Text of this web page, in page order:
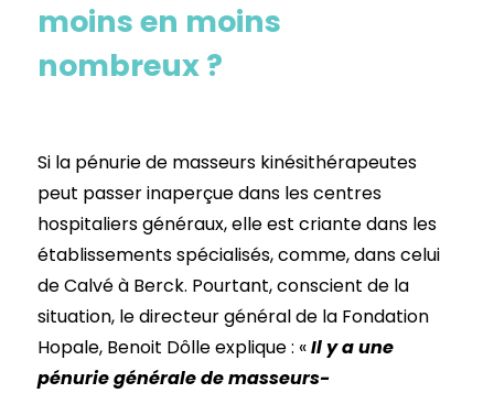
moins en moins
nombreux ?
Si la pénurie de masseurs kinésithérapeutes
peut passer inaperçue dans les centres
hospitaliers généraux, elle est criante dans les
établissements spécialisés, comme, dans celui
de Calvé à Berck. Pourtant, conscient de la
situation, le directeur général de la Fondation
Hopale, Benoit Dôlle explique : «Il y a une
pénurie générale de masseurs-